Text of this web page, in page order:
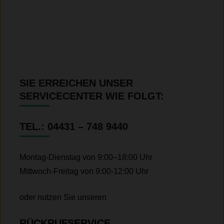
SIE ERREICHEN UNSER
SERVICECENTER WIE FOLGT:
TEL.: 04431 – 748 9440
Montag-Dienstag von 9:00–18:00 Uhr
Mittwoch-Freitag von 9:00-12:00 Uhr
oder nutzen Sie unseren